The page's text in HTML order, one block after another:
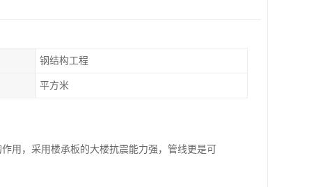
钢结构工程
平方米
用，采用楼承板的大楼抗震能力强，管线更是可